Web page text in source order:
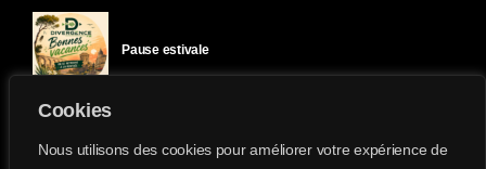
Cookies
Nous utilisons des cookies pour améliorer votre expérience de
Pause estivale